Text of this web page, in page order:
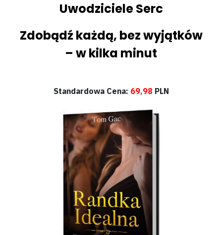
Uwodziciele Serc
Zdobądź każdą, bez wyjątków
– w kilka minut
Standardowa Cena: 69,98 PLN